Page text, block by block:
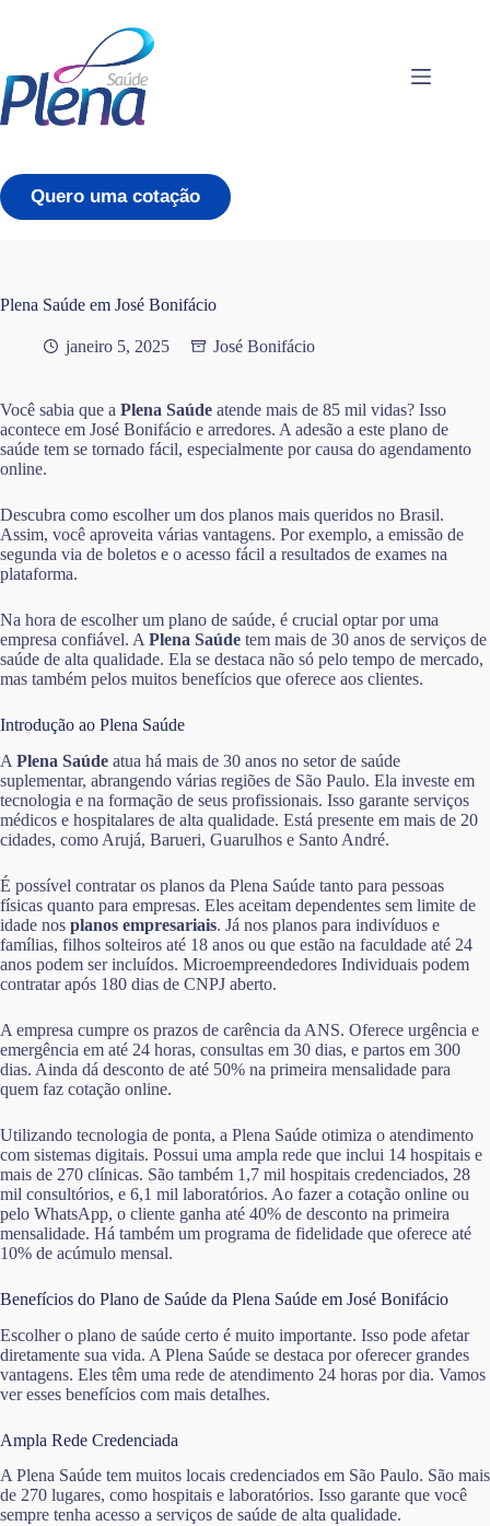
conteúdo
Quero uma cotação
Plena Saúde em José Bonifácio
janeiro 5, 2025 José Bonifácio
Você sabia que a Plena Saúde atende mais de 85 mil vidas? Isso
acontece em José Bonifácio e arredores. A adesão a este plano de
saúde tem se tornado fácil, especialmente por causa do agendamento
online.
Descubra como escolher um dos planos mais queridos no Brasil.
Assim, você aproveita várias vantagens. Por exemplo, a emissão de
segunda via de boletos e o acesso fácil a resultados de exames na
plataforma.
Na hora de escolher um plano de saúde, é crucial optar por uma
empresa confiável. A Plena Saúde tem mais de 30 anos de serviços de
saúde de alta qualidade. Ela se destaca não só pelo tempo de mercado,
mas também pelos muitos benefícios que oferece aos clientes.
Introdução ao Plena Saúde
A Plena Saúde atua há mais de 30 anos no setor de saúde
suplementar, abrangendo várias regiões de São Paulo. Ela investe em
tecnologia e na formação de seus profissionais. Isso garante serviços
médicos e hospitalares de alta qualidade. Está presente em mais de 20
cidades, como Arujá, Barueri, Guarulhos e Santo André.
É possível contratar os planos da Plena Saúde tanto para pessoas
físicas quanto para empresas. Eles aceitam dependentes sem limite de
idade nos planos empresariais. Já nos planos para indivíduos e
famílias, filhos solteiros até 18 anos ou que estão na faculdade até 24
anos podem ser incluídos. Microempreendedores Individuais podem
contratar após 180 dias de CNPJ aberto.
A empresa cumpre os prazos de carência da ANS. Oferece urgência e
emergência em até 24 horas, consultas em 30 dias, e partos em 300
dias. Ainda dá desconto de até 50% na primeira mensalidade para
quem faz cotação online.
Utilizando tecnologia de ponta, a Plena Saúde otimiza o atendimento
com sistemas digitais. Possui uma ampla rede que inclui 14 hospitais e
mais de 270 clínicas. São também 1,7 mil hospitais credenciados, 28
mil consultórios, e 6,1 mil laboratórios. Ao fazer a cotação online ou
pelo WhatsApp, o cliente ganha até 40% de desconto na primeira
mensalidade. Há também um programa de fidelidade que oferece até
10% de acúmulo mensal.
Benefícios do Plano de Saúde da Plena Saúde em José Bonifácio
Escolher o plano de saúde certo é muito importante. Isso pode afetar
diretamente sua vida. A Plena Saúde se destaca por oferecer grandes
vantagens. Eles têm uma rede de atendimento 24 horas por dia. Vamos
ver esses benefícios com mais detalhes.
Ampla Rede Credenciada
A Plena Saúde tem muitos locais credenciados em São Paulo. São mais
de 270 lugares, como hospitais e laboratórios. Isso garante que você
sempre tenha acesso a serviços de saúde de alta qualidade.